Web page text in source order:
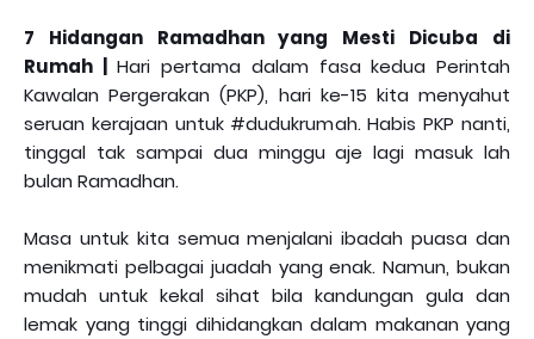
7 Hidangan Ramadhan yang Mesti Dicuba di
Rumah |
Hari pertama dalam fasa kedua Perintah
Kawalan Pergerakan (PKP), hari ke-15 kita menyahut
seruan kerajaan untuk #dudukrumah. Habis PKP nanti,
tinggal tak sampai dua minggu aje lagi masuk lah
bulan Ramadhan.
Masa untuk kita semua menjalani ibadah puasa dan
menikmati pelbagai juadah yang enak. Namun, bukan
mudah untuk kekal sihat bila kandungan gula dan
lemak yang tinggi dihidangkan dalam makanan yang